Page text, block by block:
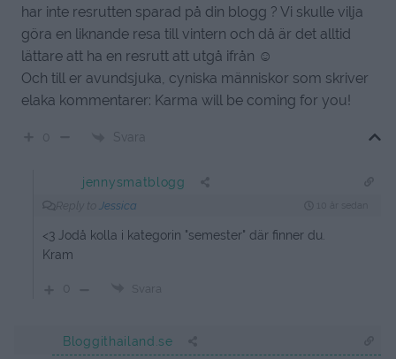
har inte resrutten sparad på din blogg ? Vi skulle vilja
göra en liknande resa till vintern och då är det alltid
lättare att ha en resrutt att utgå ifrån ☺
Och till er avundsjuka, cyniska människor som skriver
elaka kommentarer: Karma will be coming for you!
0 Svara
jennysmatblogg
Jessica
<3 Jodå kolla i kategorin "semester" där finner du.
Kram
0 Svara
Bloggithailand.se